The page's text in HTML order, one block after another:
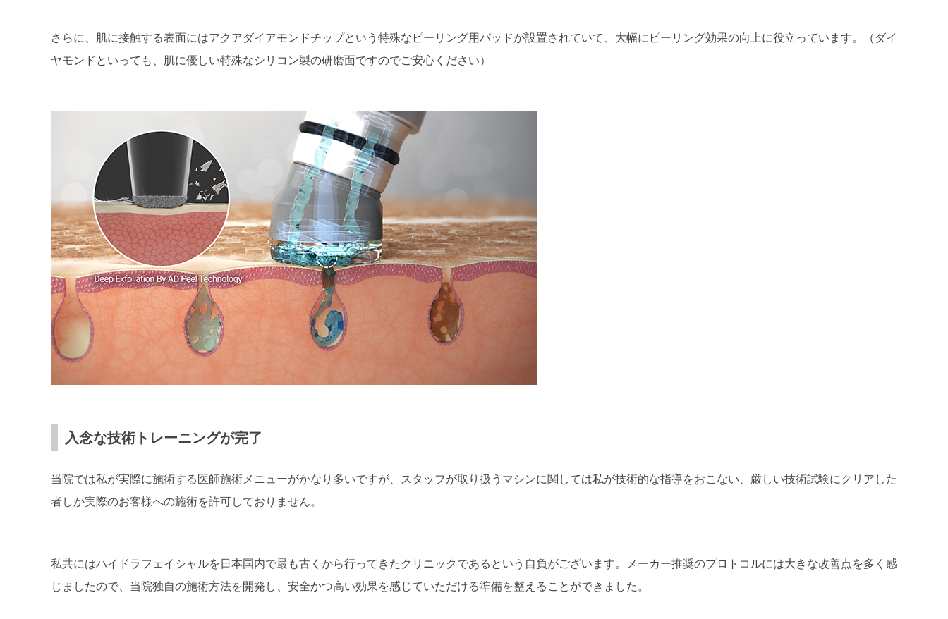
さらに、肌に接触する表面にはアクアダイアモンドチップという特殊なピーリング用パッドが設置されていて、大幅にピーリング効果の向上に役立っています。（ダイ
ヤモンドといっても、肌に優しい特殊なシリコン製の研磨面ですのでご安心ください）
入念な技術トレーニングが完了
当院では私が実際に施術する医師施術メニューがかなり多いですが、スタッフが取り扱うマシンに関しては私が技術的な指導をおこない、厳しい技術試験にクリアした
者しか実際のお客様への施術を許可しておりません。
私共にはハイドラフェイシャルを日本国内で最も古くから行ってきたクリニックであるという自負がございます。メーカー推奨のプロトコルには大きな改善点を多く感
じましたので、当院独自の施術方法を開発し、安全かつ高い効果を感じていただける準備を整えることができました。